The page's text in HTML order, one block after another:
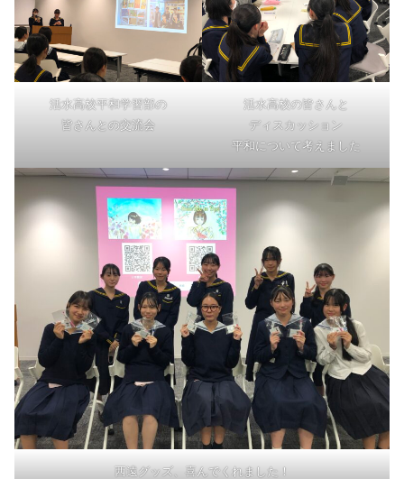
活水高校平和学習部の
皆さんとの交流会
活水高校の皆さんと
ディスカッション
平和について考えました
西遠グッズ、喜んでくれました！